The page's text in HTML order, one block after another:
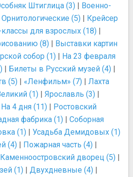
Штиглица (3) | Военно-
Орнитологические (5) | Крейсер
для взрослых (18) |
(8) | Выставки картин
собор (1) | На 23 февраля
| Билеты в Русский музей (4) |
(5) | «Ленфильм» (7) | Лахта
(1) | Ярославль (3) |
На 4 дня (11) | Ростовский
фабрика (1) | Соборная
(1) | Усадьба Демидовых (1)
(4) | Пожарная часть (4) |
Каменноостровский дворец (5) |
(1) | Двухдневные (4) |